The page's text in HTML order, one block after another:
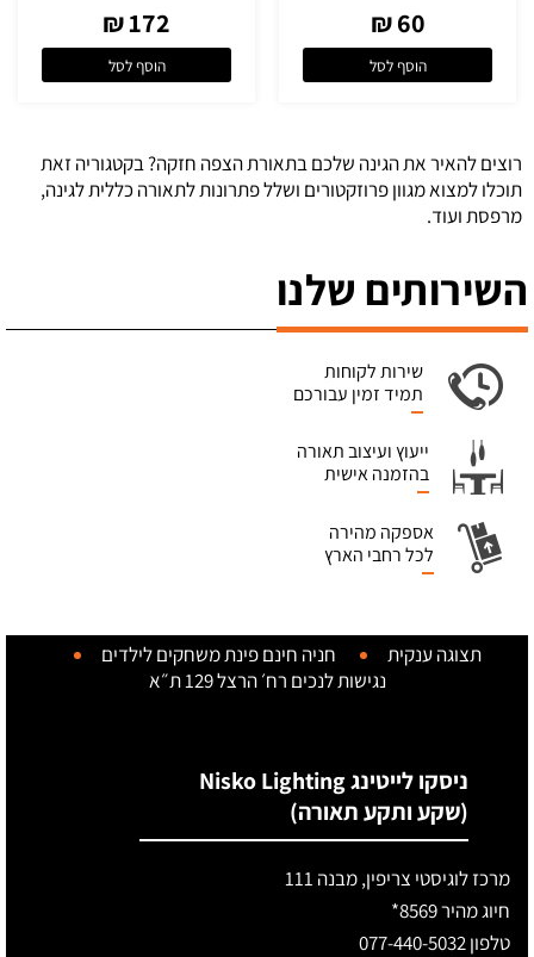
60 ₪
הוסף לסל
172 ₪
הוסף לסל
רוצים להאיר את הגינה שלכם בתאורת הצפה חזקה? בקטגוריה זאת
תוכלו למצוא מגוון פרוזקטורים ושלל פתרונות לתאורה כללית לגינה,
מרפסת ועוד.
השירותים שלנו
שירות לקוחות
תמיד זמין עבורכם
ייעוץ ועיצוב תאורה
בהזמנה אישית
אספקה מהירה
לכל רחבי הארץ
תצוגה ענקית חניה חינם פינת משחקים לילדים
נגישות לנכים רח׳ הרצל 129 ת״א
ניסקו לייטינג Nisko Lighting
(שקע ותקע תאורה)
מרכז לוגיסטי צריפין, מבנה 111
חיוג מהיר 8569*
טלפון 077-440-5032